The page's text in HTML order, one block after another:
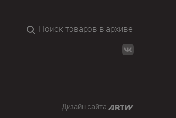
Дизайн сайта